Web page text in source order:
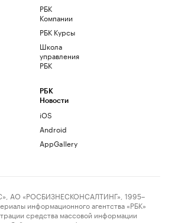
РБК
Компании
РБК Курсы
Школа
управления
РБК
РБК
Новости
iOS
Android
AppGallery
АО «РОСБИЗНЕСКОНСАЛТИНГ», 1995–
информационного агентства «РБК»
средства массовой информации